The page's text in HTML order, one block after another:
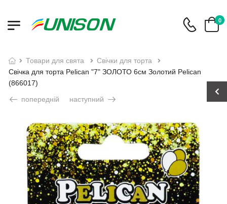
0
товари для свята
свічки для торта
Свічка для торта Pelican "7" ЗОЛОТО 6см Золотий Pelican
(866017)
попередній
наступний